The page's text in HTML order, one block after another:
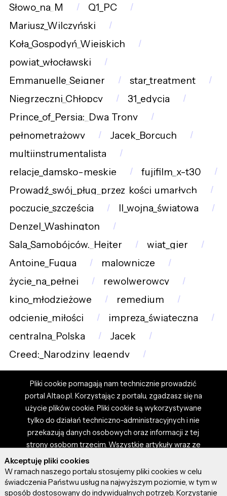
Słowo_na_M
Q1_PC
Mariusz_Wilczyński
Koła_Gospodyń_Wiejskich
powiat_włocławski
Emmanuelle_Seigner
star_treatment
Niegrzeczni_Chłopcy
31_edycja
Prince_of_Persia:_Dwa_Trony
pełnometrażowy
Jacek_Borcuch
multiinstrumentalista
relacje_damsko-męskie
fujifilm_x-t30
Prowadź_swój_pług_przez_kości_umarłych
poczucie_szczęścia
II_wojna_światowa
Denzel_Washington
Sala_Samobójców._Hejter
wiat_gier
Antoine_Fuqua
malownicze
życie_na_pełnej
rewolwerowcy
kino_młodzieżowe
remedium
odcienie_miłości
impreza_świąteczna
centralna_Polska
Jacek
Creed:_Narodziny_legendy
Pliki cookie pomagają nam technicznie prowadzić
portal Altao.pl. Korzystając z portalu, zgadzasz się na
użycie plików cookie. Pliki cookie są wykorzystywane
tylko do działań techniczno-administracyjnych i nie
przekazują danych osobowych oraz informacji z tej
strony osobom trzecim. Wszystkie artykuły wraz ze
zdjęciami i materiałami dostępnymi na portalu są
własnością użytkowników. Administrator i właściciel
portalu nie ponosi odpowiedzialności za tresci
prezentowane przez autorów artykułów. Dodając
Akceptuję pliki cookies
W ramach naszego portalu stosujemy pliki cookies w celu
świadczenia Państwu usług na najwyższym poziomie, w tym w
sposób dostosowany do indywidualnych potrzeb. Korzystanie